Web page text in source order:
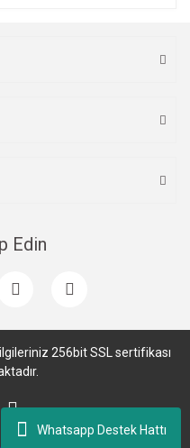
Whatsapp Destek Hattı
Edin
256bit SSL sertifikası